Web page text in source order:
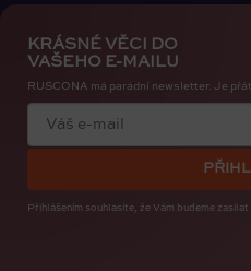
Zásady ochrany
Copyright 2026RUSCONA
Upravit
KRÁSNÉ VĚCI DO
VAŠEHO E-MAILU
RUSCONA má parádní newsletter. Je
Přihlášením souhlasíte, že Vám budeme